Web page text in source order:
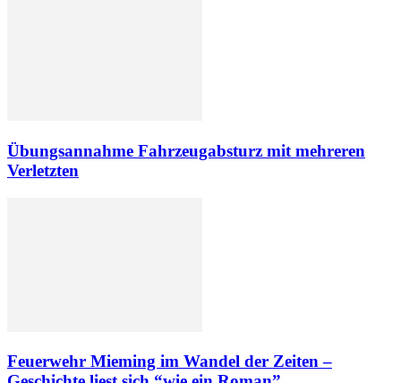
Übungsannahme Fahrzeugabsturz mit mehreren
Verletzten
Feuerwehr Mieming im Wandel der Zeiten –